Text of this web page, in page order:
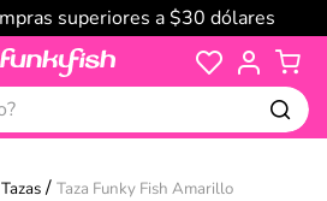
superiores a $30 dólares
Taza Funky Fish Amarillo